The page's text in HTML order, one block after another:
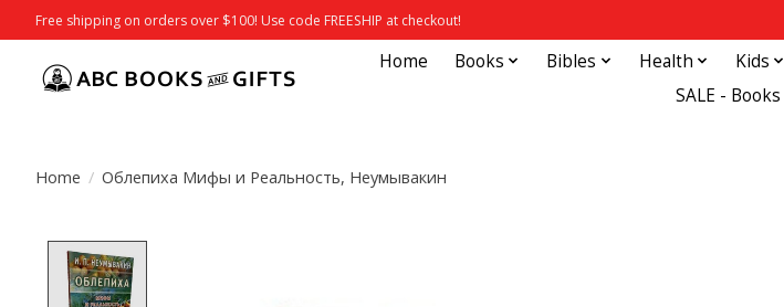
Free shipping on orders over $100! Use code FREESHIP at checkout!
Home Books Bibles Health Kids
SALE - Books
Home / Облепиха Мифы и Реальность, Неумывакин